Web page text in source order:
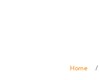
Home